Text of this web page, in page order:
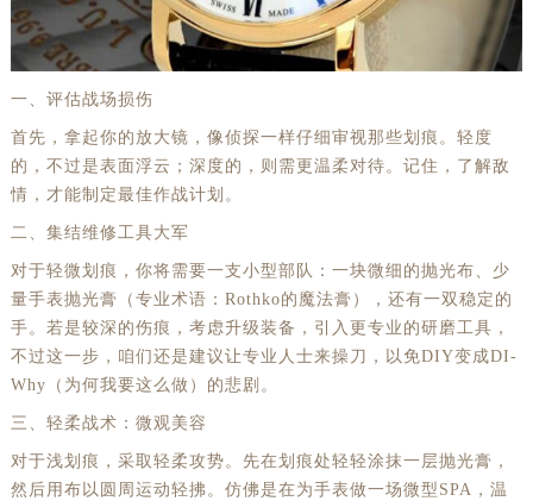
一、评估战场损伤
首先，拿起你的放大镜，像侦探一样仔细审视那些划痕。轻度
的，不过是表面浮云；深度的，则需更温柔对待。记住，了解敌
情，才能制定最佳作战计划。
二、集结维修工具大军
对于轻微划痕，你将需要一支小型部队：一块微细的抛光布、少
量手表抛光膏（专业术语：Rothko的魔法膏），还有一双稳定的
手。若是较深的伤痕，考虑升级装备，引入更专业的研磨工具，
不过这一步，咱们还是建议让专业人士来操刀，以免DIY变成DI-
Why（为何我要这么做）的悲剧。
三、轻柔战术：微观美容
对于浅划痕，采取轻柔攻势。先在划痕处轻轻涂抹一层抛光膏，
然后用布以圆周运动轻拂。仿佛是在为手表做一场微型SPA，温